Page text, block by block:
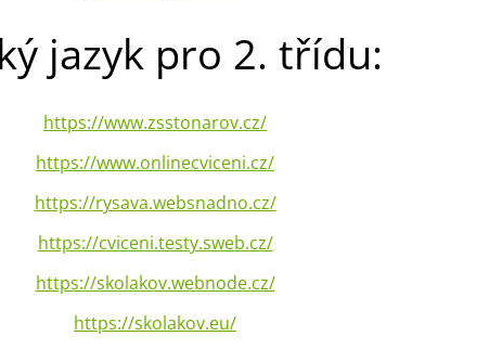
jazyk pro 2. třídu:
https://www.zsstonarov.cz/
https://www.onlinecviceni.cz/
https://rysava.websnadno.cz/
https://cviceni.testy.sweb.cz/
https://skolakov.webnode.cz/
https://skolakov.eu/